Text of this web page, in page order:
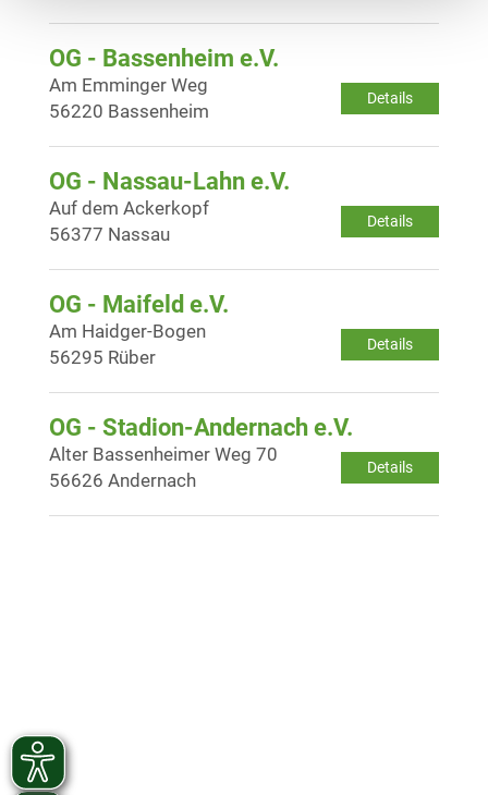
OG - Bassenheim e.V.
Details
Am Emminger Weg
56220 Bassenheim
OG - Nassau-Lahn e.V.
Details
Auf dem Ackerkopf
56377 Nassau
OG - Maifeld e.V.
Details
Am Haidger-Bogen
56295 Rüber
OG - Stadion-Andernach e.V.
Details
Alter Bassenheimer Weg 70
56626 Andernach